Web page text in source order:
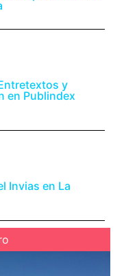
y
en Publindex
Invias en La